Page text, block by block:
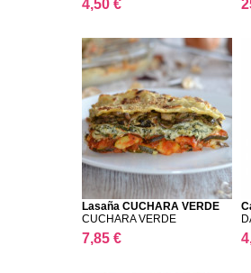
4,50 €
Lasaña CUCHARA VERDE
CUCHARA VERDE
7,85 €